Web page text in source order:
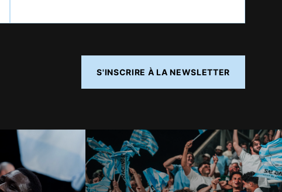
S'INSCRIRE À LA NEWSLETTER